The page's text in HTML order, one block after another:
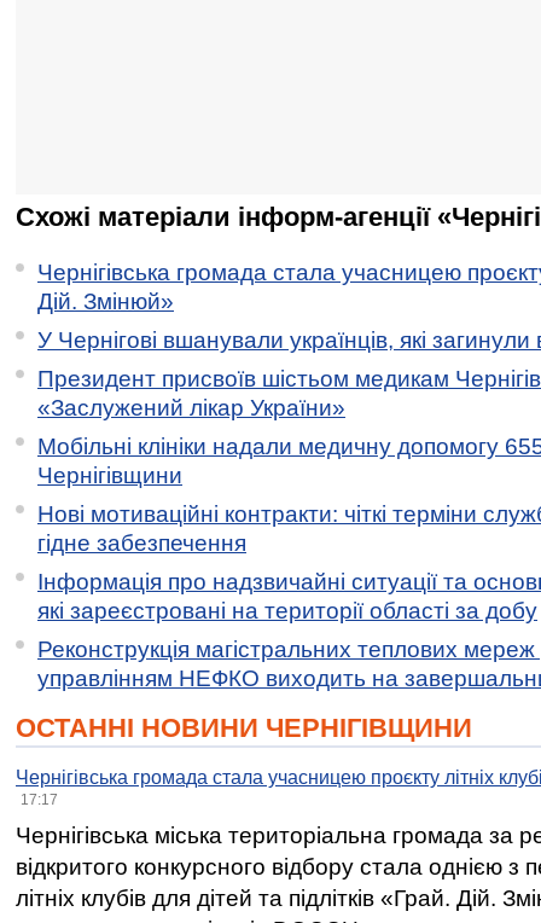
Схожі матеріали інформ-агенції
Чернігівська громада стала учасницею
Дій. Змінюй»
У Чернігові вшанували українців, які загинули
Президент присвоїв шістьом медикам
«Заслужений лікар України»
Мобільні клініки надали медичну допомогу
Чернігівщини
Нові мотиваційні контракти: чіткі терміни
гідне забезпечення
Інформація про надзвичайні ситуації та
які зареєстровані на території області за добу
Реконструкція магістральних теплових мереж
управлінням НЕФКО виходить на
ОСТАННІ НОВИНИ ЧЕРНІГІВЩИНИ
Чернігівська громада стала учасницею проєкту літніх
17:17
Чернігівська міська територіальна громада за
відкритого конкурсного відбору стала однією
літніх клубів для дітей та підлітків «Грай. Дій.